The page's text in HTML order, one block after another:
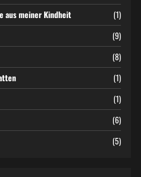
aus meiner Kindheit
(1)
(9)
(8)
(1)
(1)
(6)
(5)